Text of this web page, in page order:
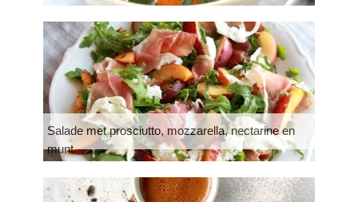
Salade met prosciutto, mozzarella, nectarine en
munt